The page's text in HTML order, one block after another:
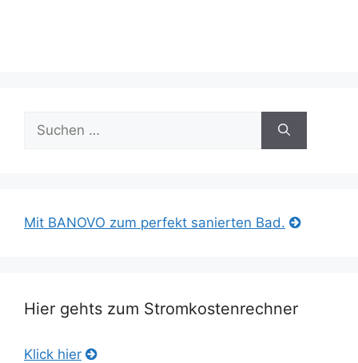
nach:
Mit BANOVO zum perfekt sanierten Bad.
Hier gehts zum Stromkostenrechner
Klick hier